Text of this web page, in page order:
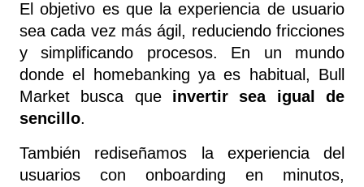
El objetivo es que la experiencia de usuario
sea cada vez más ágil, reduciendo fricciones
y simplificando procesos. En un mundo
donde el homebanking ya es habitual, Bull
Market busca que invertir sea igual de
sencillo.
También rediseñamos la experiencia del
usuarios con onboarding en minutos,